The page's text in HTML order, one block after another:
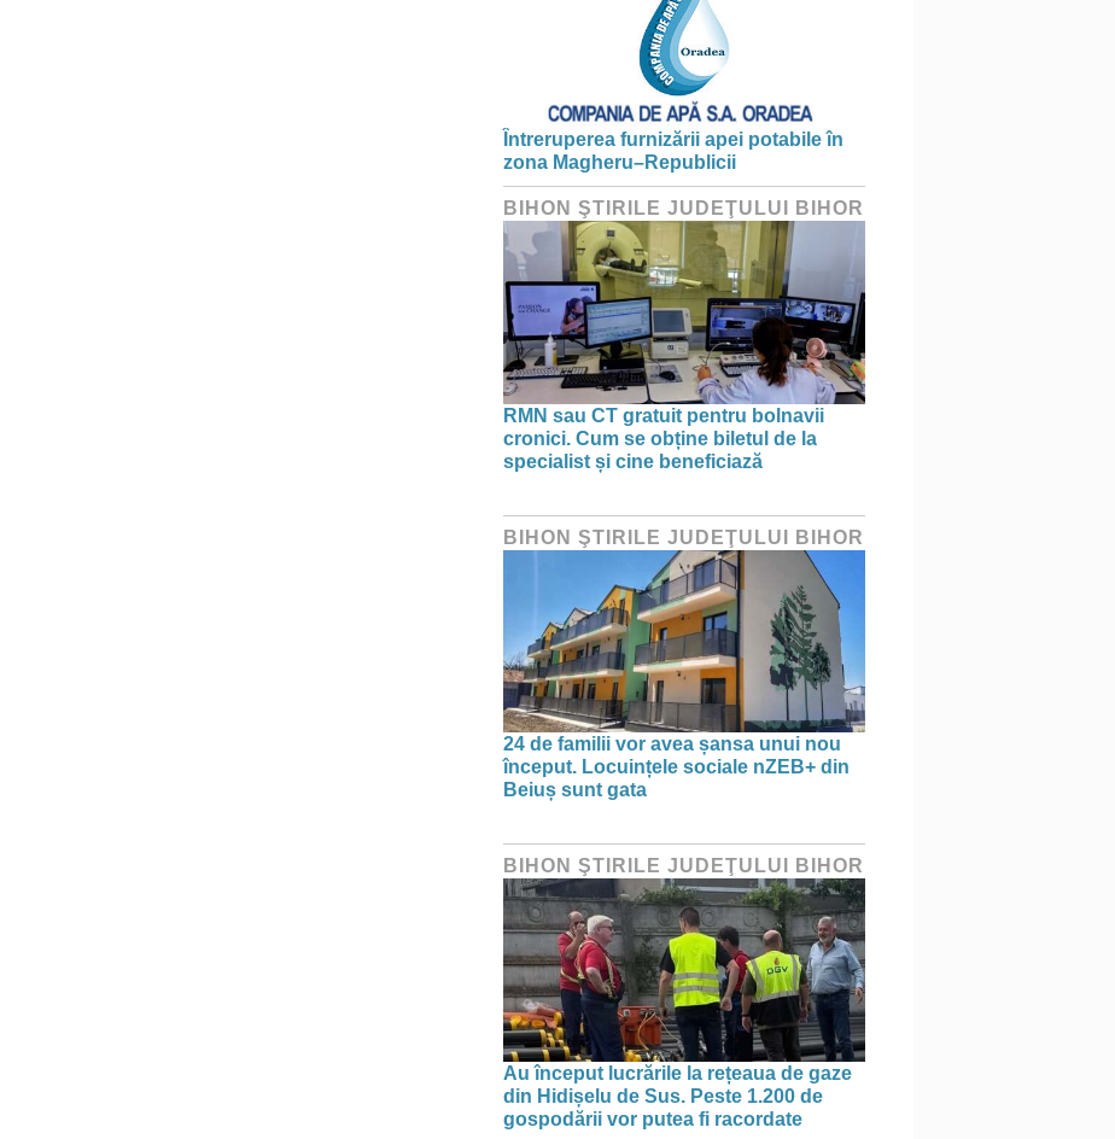
Întreruperea furnizării apei potabile în
zona Magheru–Republicii
BIHON ŞTIRILE JUDEŢULUI BIHOR
RMN sau CT gratuit pentru bolnavii
cronici. Cum se obține biletul de la
specialist și cine beneficiază
BIHON ŞTIRILE JUDEŢULUI BIHOR
24 de familii vor avea șansa unui nou
început. Locuințele sociale nZEB+ din
Beiuș sunt gata
BIHON ŞTIRILE JUDEŢULUI BIHOR
Au început lucrările la rețeaua de gaze
din Hidișelu de Sus. Peste 1.200 de
gospodării vor putea fi racordate